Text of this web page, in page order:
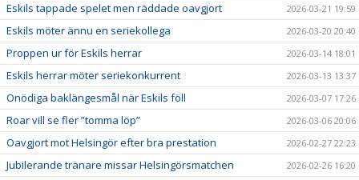
Eskils tappade spelet men räddade oavgjort 2026-03-21 19:59
Eskils möter ännu en seriekollega 2026-03-20 20:40
Proppen ur för Eskils herrar 2026-03-14 18:01
Eskils herrar möter seriekonkurrent 2026-03-13 13:37
Onödiga baklängesmål när Eskils föll 2026-03-07 17:26
Roar vill se fler ”tomma löp” 2026-03-06 20:06
Oavgjort mot Helsingör efter bra prestation 2026-02-27 22:23
Jubilerande tränare missar Helsingörsmatchen 2026-02-26 16:20